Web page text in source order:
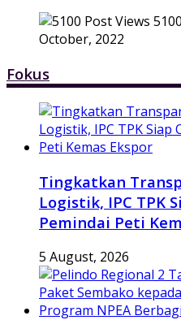
5100
October, 2022
Fokus
Tingkatkan
Logistik, IPC TPK
Pemindai Peti
5 August, 2026